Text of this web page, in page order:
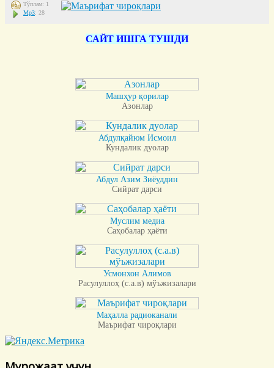
Тўплам: 1
Mp3: 28
САЙТ ИШГА ТУШДИ
Машҳур қорилар
Азонлар
Абдулқайюм Исмоил
Кундалик дуолар
Абдул Азим Зиёуддин
Сийрат дарси
Муслим медиа
Саҳобалар ҳаёти
Усмонхон Алимов
Расулуллоҳ (с.а.в) мўъжизалари
Маҳалла радиоканали
Маърифат чироқлари